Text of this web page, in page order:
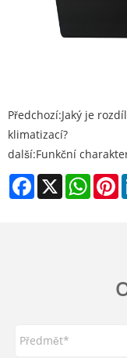
Předchozí:Jaký je
klimatizací?
další:Funkční
Facebook
X